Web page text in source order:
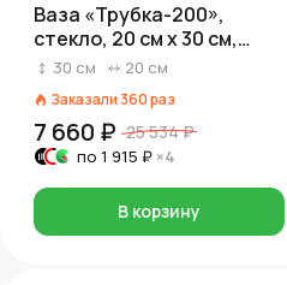
Ваза «Трубка-200»,
стекло, 20 см x 30 см,
прозрачный
30 см 20 см
Заказали 360раз
7 660 ₽ 25 534 ₽
по 1 915 ₽ ×4
В корзину